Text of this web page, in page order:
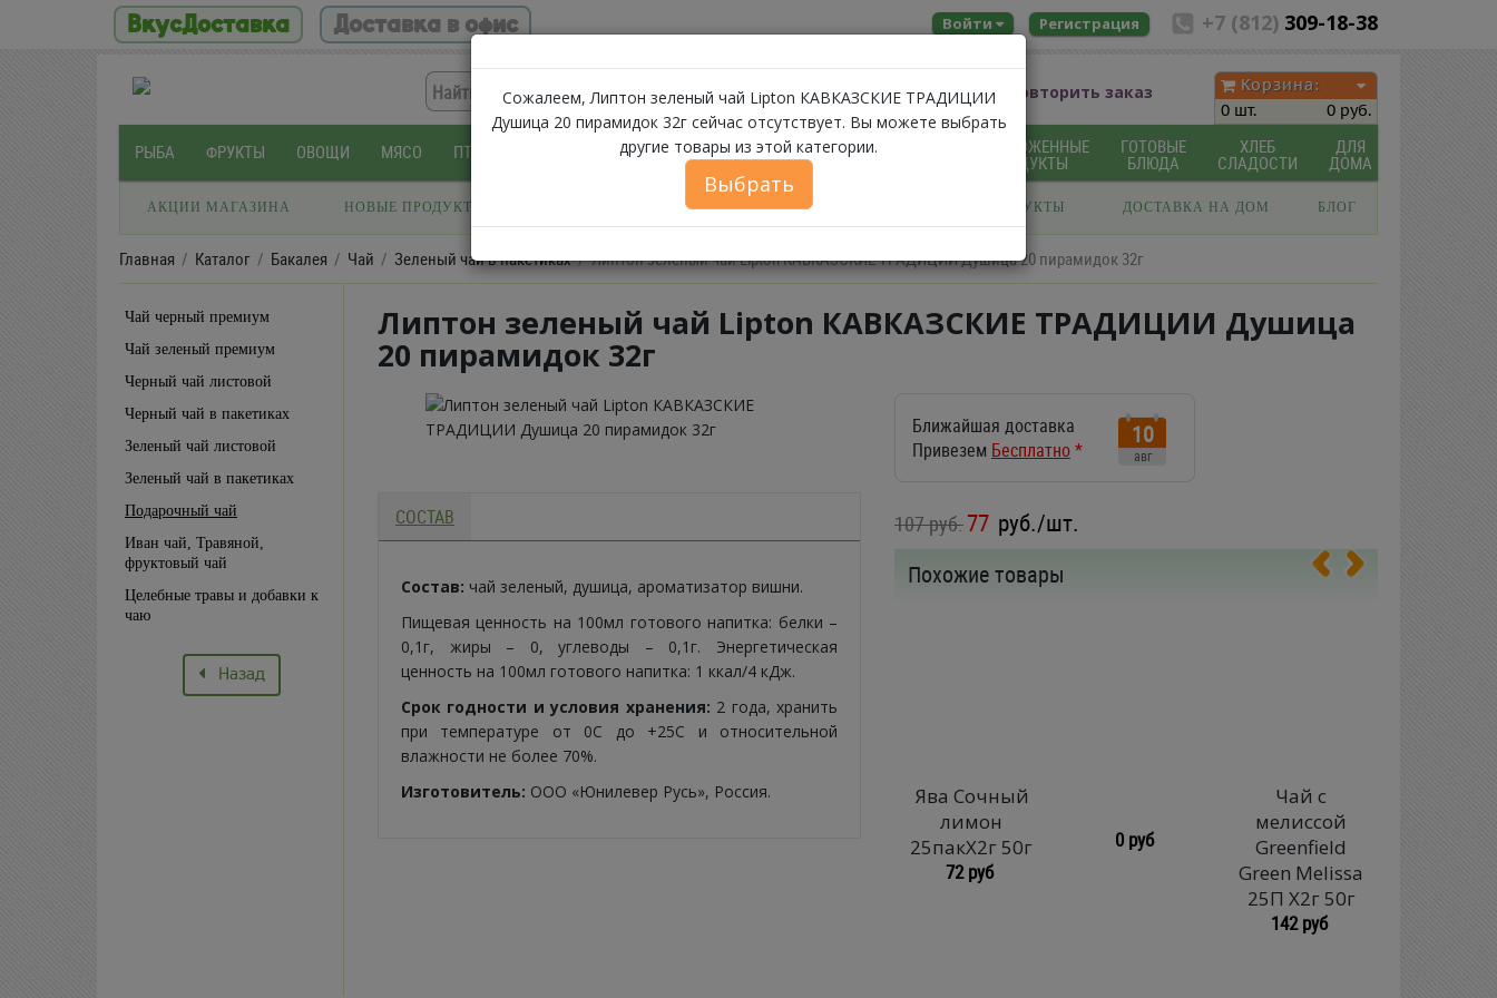
ВкусДоставка Доставка в офис +7 (812) 309-18-38
Войти Регистрация
Помощь Повторить заказ
Корзина:
0 шт.
0 руб.
РЫБА ФРУКТЫ ОВОЩИ МЯСО ПТИЦА МОРЕПРОДУКТЫ МОЛОЧНЫЕ
ПРОДУКТЫ
СЫРЫ БАКАЛЕЯ ЗАМОРОЖЕННЫЕ
ПРОДУКТЫ
ГОТОВЫЕ
БЛЮДА
ХЛЕБ
СЛАДОСТИ
ДЛЯ
ДОМА
АКЦИИ МАГАЗИНА НОВЫЕ ПРОДУКТЫ ФЕРМЕРСКИЕ ПРОДУКТЫ ИКРА БЕЛОРУССКИЕ ПРОДУКТЫ ДОСТАВКА НА ДОМ БЛОГ
Главная Каталог Бакалея Чай Зеленый чай в пакетиках Липтон зеленый чай Lipton КАВКАЗСКИЕ ТРАДИЦИИ Душица 20 пирамидок 32г
Чай черный премиум
Чай зеленый премиум
Черный чай листовой
Черный чай в пакетиках
Зеленый чай листовой
Зеленый чай в пакетиках
Подарочный чай
Иван чай, Травяной,
фруктовый чай
Целебные травы и добавки к
чаю
Назад
Сожалеем, Липтон зеленый чай Lipton КАВКАЗСКИЕ ТРАДИЦИИ
Душица 20 пирамидок 32г сейчас отсутствует. Вы можете выбрать
другие товары из этой категории.
Выбрать
Липтон зеленый чай Lipton КАВКАЗСКИЕ ТРАДИЦИИ Душица
20 пирамидок 32г
СОСТАВ
Состав: чай зеленый, душица, ароматизатор вишни.
Пищевая ценность на 100мл готового напитка: белки –
0,1г, жиры – 0, углеводы – 0,1г. Энергетическая
ценность на 100мл готового напитка: 1 ккал/4 кДж.
Срок годности и условия хранения: 2 года, хранить
при температуре от 0С до +25С и относительной
влажности не более 70%.
Изготовитель: ООО «Юнилевер Русь», Россия.
Ближайшая доставка
Привезем Бесплатно*
10
авг
107 руб.77 руб./шт.
Похожие товары
Ява Сочный
лимон
25пакX2г 50г
72 руб
0 руб
Чай с
мелиссой
Greenfield
Green Melissa
25П X2г 50г
142 руб
Jasmine